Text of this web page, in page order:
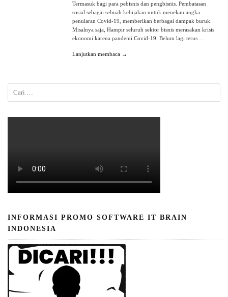
Termasuk bagi para pebisnis dan pengbisnis. Pembatasan
sosial sebagai sebuah kebijakan untuk menekan angka
penularan Covid-19, memberikan berbagai dampak buruk.
Misalnya saja, Hampir seluruh sektor bisnis merasakan krisis
ekonomi karena pandemi Covid-19. Belum lagi terus …
Lanjutkan membaca →
INFORMASI PROMO SOFTWARE IT BRAIN
INDONESIA